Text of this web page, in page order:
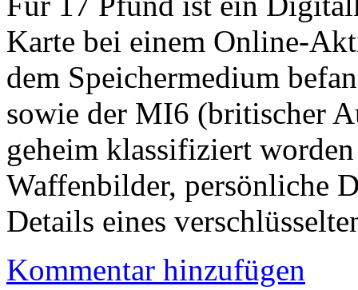
Karte bei einem Online-
dem Speichermedium
sowie der MI6 (britischer
geheim klassifiziert
Waffenbilder, persönliche
Details eines
Kommentar hinzufügen